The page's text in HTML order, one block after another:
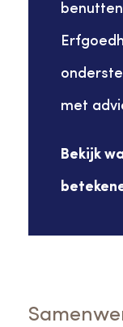
met
Bekijk